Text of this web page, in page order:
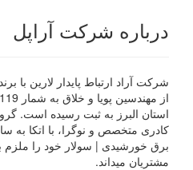
درباره شرکت آراپل
شرکت آراد ارتباط پایدار لارین با
استان البرز به ثبت رسیده است.
کادری متخصص و نوگرا، با اتکا به
برق خورشیدی | سولار خود را ملزم
مشتریان میداند.